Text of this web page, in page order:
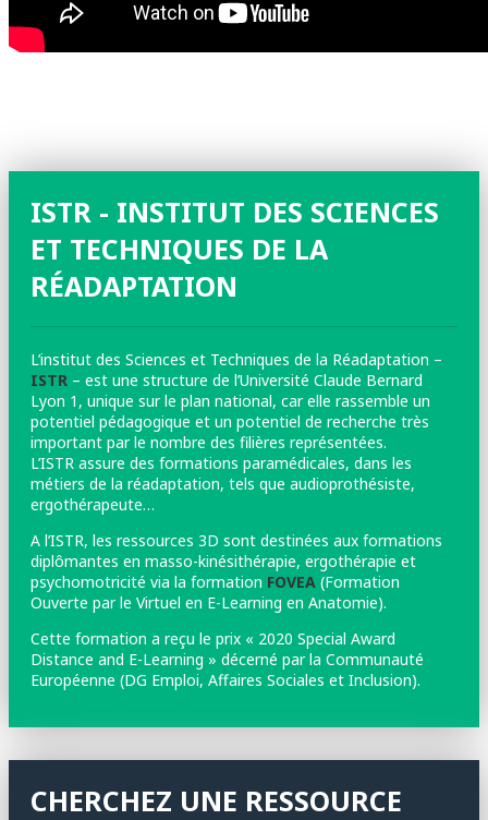
ISTR - INSTITUT DES SCIENCES
ET TECHNIQUES DE LA
RÉADAPTATION
L’institut des Sciences et Techniques de la Réadaptation –
ISTR – est une structure de l’Université Claude Bernard
Lyon 1, unique sur le plan national, car elle rassemble un
potentiel pédagogique et un potentiel de recherche très
important par le nombre des filières représentées.
L’ISTR assure des formations paramédicales, dans les
métiers de la réadaptation, tels que audioprothésiste,
ergothérapeute…
A l’ISTR, les ressources 3D sont destinées aux formations
diplômantes en masso-kinésithérapie, ergothérapie et
psychomotricité via la formation FOVEA (Formation
Ouverte par le Virtuel en E-Learning en Anatomie).
Cette formation a reçu le prix « 2020 Special Award
Distance and E-Learning » décerné par la Communauté
Européenne (DG Emploi, Affaires Sociales et Inclusion).
CHERCHEZ UNE RESSOURCE